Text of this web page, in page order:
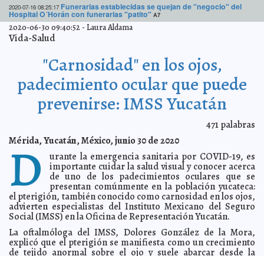
2020-07-16 08:25:17 Funerarias establecidas se quejan de "negocio" del
Hospital O´Horán con funerarias "patito" A7
2020-07-15 18:52:57 Aprueba el Cabildo la modificación del Plan Municipal
de Desarrollo 2018-2021 ante las dificultades económicas por la
pandemia
2020-07-15 18:50:24 Arte Solidario en la Temporada Online 2020 del Centro
Cultural Olimpo Kamila López
2020-07-15 18:33:57 Gobierno del Estado e IMSS continúan trabajando de
manera coordinada para garantizar la atención a la salud de los
yucatecos
2020-07-15 18:28:01 Mercados municipales modifican sus horarios ante las
Jorge Armando León Borges
2020-07-14 20:34:54 Regresa la Ley Seca a Yucatán con "toque de queda"
A7
2020-07-12 19:16:08 Ya no hay más reservas de camas, advierte Mauricio
Vila Dosal Kamila López
2020-07-12 17:09:05 Fallece el yucateco más joven víctima del Covid-19:
adolescente de 14 años de edad A7
2020-07-11 18:17:52 El Ayuntamiento trabaja en nuevas acciones para el
cuidado de la salud mental de los ciudadanos Laura Aldama
2020-07-11 18:15:29 El programa “Manos al Campo” que impulsa el alcalde
Renán Barrera mantiene el apoyo a productores de las comisarías
Claudia Sofía Gómez Infante
2020-06-30 09:40:52-Laura Aldama
Vida-Salud
"Carnosidad" en los ojos,
padecimiento ocular que puede
prevenirse: IMSS Yucatán
471palabras
Mérida, Yucatán, México, junio 30 de 2020
D urante la emergencia sanitaria por COVID-19, es
importante cuidar la salud visual y conocer acerca
de uno de los padecimientos oculares que se
presentan comúnmente en la población yucateca:
el pterigión, también conocido como carnosidad en los ojos,
advierten especialistas del Instituto Mexicano del Seguro
Social (IMSS) en la Oficina de Representación Yucatán.
La oftalmóloga del IMSS, Dolores González de la Mora,
explicó que el pterigión se manifiesta como un crecimiento
de tejido anormal sobre el ojo y suele abarcar desde la